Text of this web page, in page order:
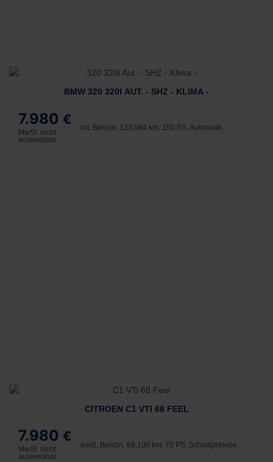
BMW 320 320I AUT. - SHZ - KLIMA -
7.980 €
MwSt. nicht
ausweisbar
rot, Benzin, 123.084 km, 150 PS, Automatik
CITROEN C1 VTI 68 FEEL
7.980 €
MwSt. nicht
ausweisbar
weiß, Benzin, 69.100 km, 70 PS, Schaltgetriebe